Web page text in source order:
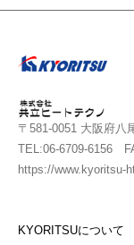
〒581-0051 大阪府八
TEL:06-6709-6156
https://www.kyoritsu-
KYORITSUについて